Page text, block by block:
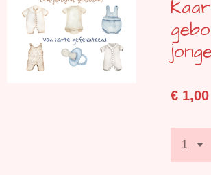
€ 1,00